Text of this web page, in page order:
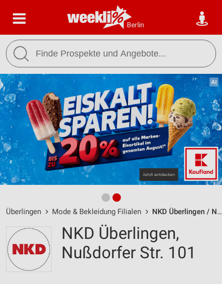
Berlin
Überlingen Mode & Bekleidung Filialen NKD Überlingen / Nußdorfer Str. 101 - Öffnungszeiten & Adresse
NKD Überlingen,
Nußdorfer Str. 101